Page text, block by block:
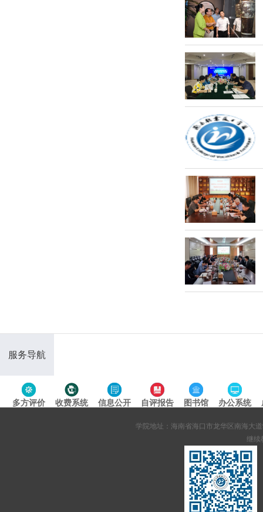
服务导航
多方评价 收费系统 信息公开 自评报告 图书馆 办公系统
学院地址：海南省海口市龙华区南海大道
继续